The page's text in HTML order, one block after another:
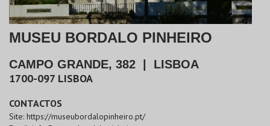
MUSEU BORDALO PINHEIRO
CAMPO GRANDE, 382 LISBOA
1700-097 LISBOA
CONTACTOS
Site: https://museubordalopinheiro.pt/